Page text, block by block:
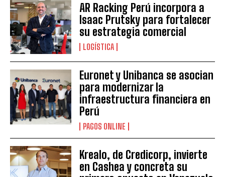
AR Racking Perú incorpora a
Isaac Prutsky para fortalecer
su estrategia comercial
LOGÍSTICA
Euronet y Unibanca se asocian
para modernizar la
infraestructura financiera en
Perú
PAGOS ONLINE
Krealo, de Credicorp, invierte
en Cashea y concreta su